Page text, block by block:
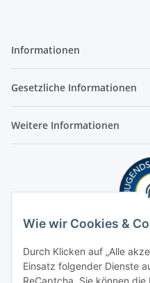
Informationen
Gesetzliche Informationen
Weitere Informationen
Wie wir Cookies &
Durch Klicken auf „Alle
Einsatz folgender Dienste